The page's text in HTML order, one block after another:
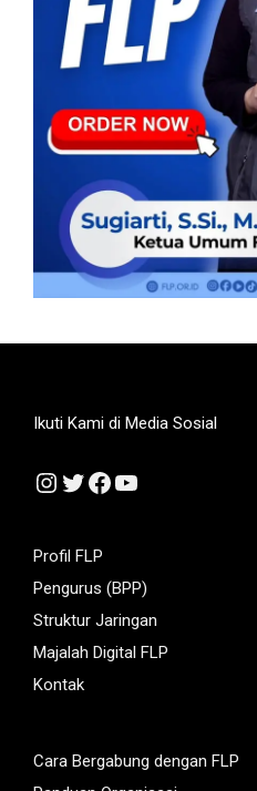
Ikuti Kami di Media Sosial
Instagram
Twitter
Facebook
YouTube
Profil FLP
Pengurus (BPP)
Struktur Jaringan
Majalah Digital FLP
Kontak
Cara Bergabung dengan FLP